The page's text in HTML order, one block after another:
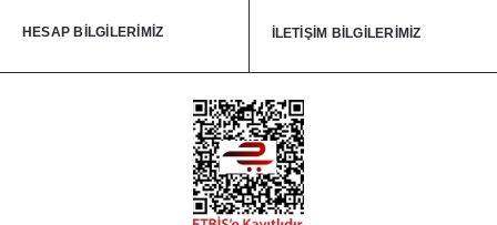
HESAP BİLGİLERİMİZ İLETİŞİM BİLGİLERİMİZ